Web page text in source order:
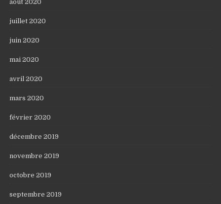
août 2020
juillet 2020
juin 2020
mai 2020
avril 2020
mars 2020
février 2020
décembre 2019
novembre 2019
octobre 2019
septembre 2019